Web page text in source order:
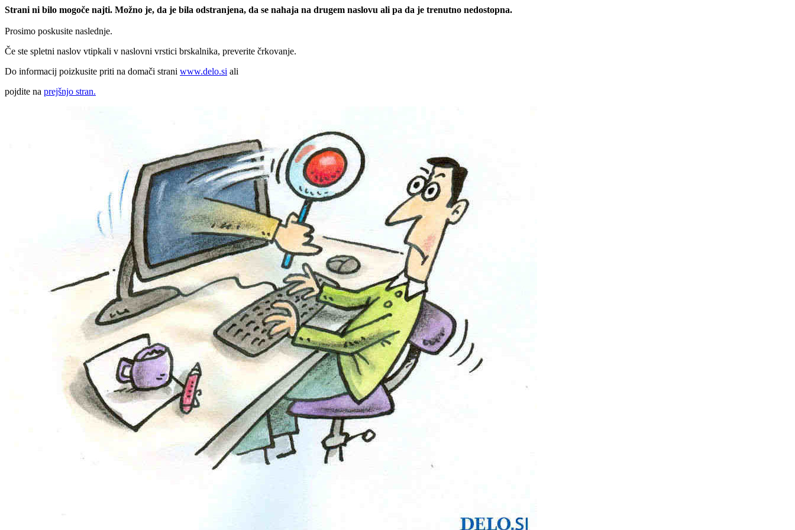
Strani ni bilo mogoče najti. Možno je, da je bila odstranjena, da se nahaja na drugem naslovu ali pa da je trenutno nedostopna.
Prosimo poskusite naslednje.
Če ste spletni naslov vtipkali v naslovni vrstici brskalnika, preverite črkovanje.
Do informacij poizkusite priti na domači strani www.delo.si ali
pojdite na prejšnjo stran.